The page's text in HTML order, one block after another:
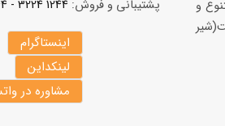
و
پشتیبانی و فروش: 1244 3224 - 044
اینستاگرام
لینکداین
مشاوره در